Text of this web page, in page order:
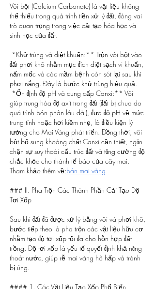
Vôi bột (Calcium Carbonate) là vật liệu không
thể thiếu trong quá trình tiền xử lý đất, đóng vai
trò quan trọng trong việc cải tạo hóa học và
sinh học của đất.
*Khử trùng và diệt khuẩn:** Trộn vôi bột vào
đất phơi khô nhằm mục đích diệt sạch vi khuẩn,
nấm mốc và các mầm bệnh còn sót lại sau khi
phơi nắng. Đây là bước khử trùng hiệu quả.
*Ổn định độ pH và cung cấp Canxi:** Vôi
giúp trung hòa độ axit trong đất (đất bị chua do
quá trình bón phân lâu dài), đưa độ pH về mức
trung tính hoặc hơi kiềm nhẹ, là điều kiện lý
tưởng cho Mai Vàng phát triển. Đồng thời, vôi
bột bổ sung khoáng chất Canxi cần thiết, ngăn
chặn sự suy thoái cấu trúc đất và tăng cường độ
chắc khỏe cho thành tế bào của cây mai.
Tham khảo thêm về:bán mai vàng
### II. Pha Trộn Các Thành Phần Cải Tạo Độ
Tơi Xốp
Sau khi đất đã được xử lý bằng vôi và phơi khô,
bước tiếp theo là pha trộn các vật liệu hữu cơ
nhằm tạo độ tơi xốp tối đa cho hỗn hợp đất
trồng. Độ tơi xốp là yếu tố quyết định khả năng
thoát nước, giúp rễ mai vàng hô hấp và tránh
bị úng.
#### 1. Các Vật Liệu Tạo Xốp Phổ Biến